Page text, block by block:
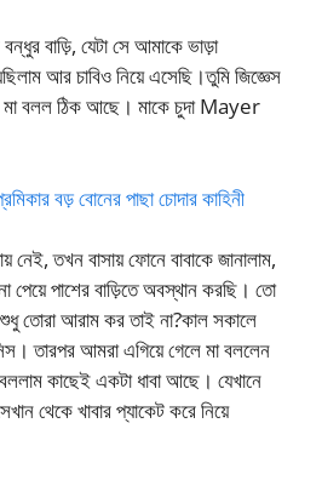
বাড়ি, যেটা সে আমাকে ভাড়া
আর চাবিও নিয়ে এসেছি।তুমি জিজ্ঞেস
মা বলল ঠিক আছে। মাকে চুদা Mayer
বড় বোনের পাছা চোদার কাহিনী
তখন বাসায় ফোনে বাবাকে জানালাম,
পাশের বাড়িতে অবস্থান করছি। তো
তোরা আরাম কর তাই না?কাল সকালে
তারপর আমরা এগিয়ে গেলে মা বললেন
কাছেই একটা ধাবা আছে। যেখানে
থেকে খাবার প্যাকেট করে নিয়ে